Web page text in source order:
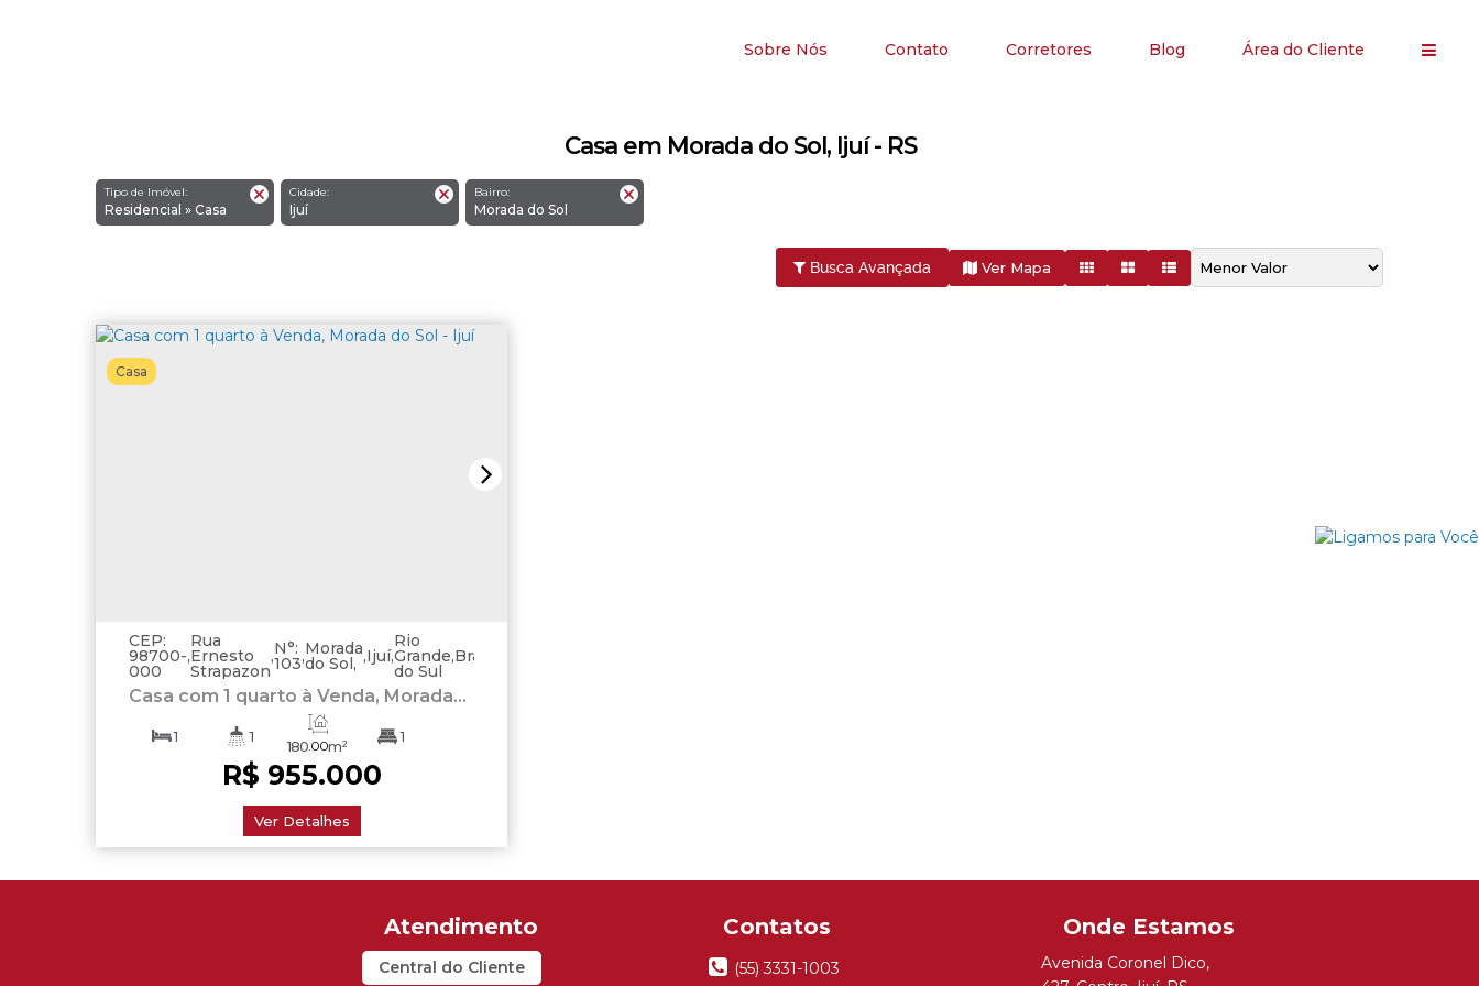
Sobre Nós Contato Corretores Blog Área do Cliente
Casa em Morada do Sol, Ijuí - RS
Tipo de Imóvel:
Residencial » Casa
Cidade:
Ijuí
Bairro:
Morada do Sol
Busca Avançada Ver Mapa
Casa
Casa com 1 quarto à Venda, Morada
R$ 955.000
CEP:
98700-
000
,
Rua
Ernesto
Strapazon
,N°:
103,Morada
do Sol ,Ijuí,
Rio
Grande
do Sul
,Brasil
1 1
180.00m²
1
180 .00m²
Ver Detalhes
Central do Cliente (55) 3331-1003 Avenida Coronel Dico,